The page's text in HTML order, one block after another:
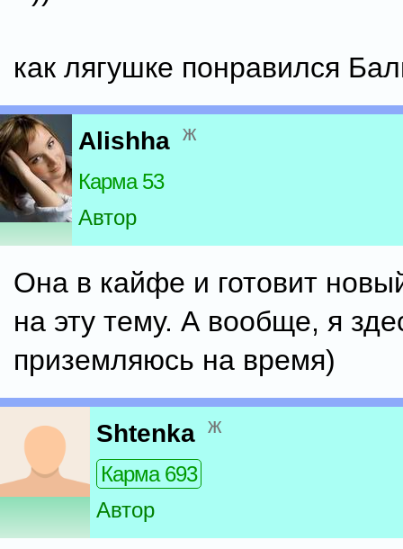
как лягушке понравился
Alishha ж
Карма 53
Автор
Она в кайфе и готовит
на эту тему. А вообще, я
приземляюсь на время)
Shtenka ж
Карма 693
Автор